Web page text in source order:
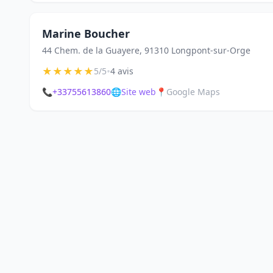
Marine Boucher
44 Chem. de la Guayere, 91310 Longpont-sur-Orge
★★★★★5/5•4 avis
📞+33755613860🌐Site web 📍 Google Maps